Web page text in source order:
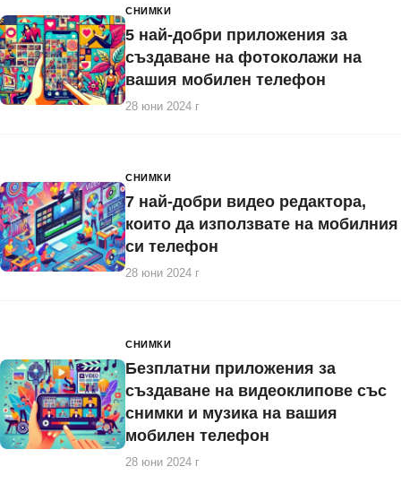
СНИМКИ
5 най-добри приложения за
създаване на фотоколажи на
вашия мобилен телефон
28 юни 2024 г
СНИМКИ
7 най-добри видео редактора,
които да използвате на мобилния
си телефон
28 юни 2024 г
СНИМКИ
Безплатни приложения за
създаване на видеоклипове със
снимки и музика на вашия
мобилен телефон
28 юни 2024 г